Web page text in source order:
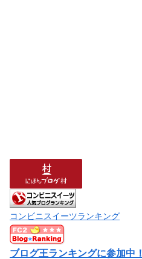
コンビニスイーツランキング
ブログ王ランキングに参加中！